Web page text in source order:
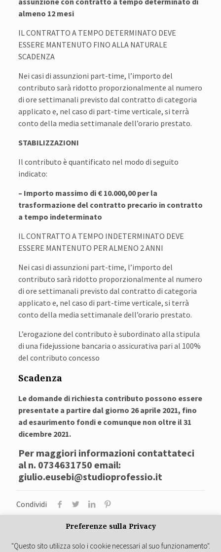
almeno 12 mesi
IL CONTRATTO A TEMPO DETERMINATO DEVE
ESSERE MANTENUTO FINO ALLA NATURALE
SCADENZA
Nei casi di assunzioni part-time, l’importo del
contributo sarà ridotto proporzionalmente al numero
di ore settimanali previsto dal contratto di categoria
applicato e, nel caso di part-time verticale, si terrà
conto della media settimanale dell’orario prestato.
STABILIZZAZIONI
Il contributo è quantificato nel modo di seguito
indicato:
– Importo massimo di € 10.000,00 per la
trasformazione del contratto precario in contratto
a tempo indeterminato
IL CONTRATTO A TEMPO INDETERMINATO DEVE
ESSERE MANTENUTO PER ALMENO 2 ANNI
Nei casi di assunzioni part-time, l’importo del
contributo sarà ridotto proporzionalmente al numero
di ore settimanali previsto dal contratto di categoria
applicato e, nel caso di part-time verticale, si terrà
conto della media settimanale dell’orario prestato.
L’erogazione del contributo è subordinato alla stipula
di una fidejussione bancaria o assicurativa pari al 100%
del contributo concesso
Scadenza
Le domande di richiesta contributo possono essere
presentate a partire dal giorno 26 aprile 2021, fino
ad esaurimento fondi e comunque non oltre il 31
dicembre 2021.
Per maggiori informazioni contattateci
al n. 0734631750 email:
giulio.eusebi@studioprofessio.it
Condividi